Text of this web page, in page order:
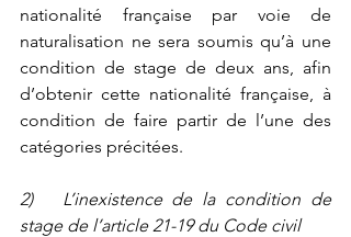
nationalité française par voie de
naturalisation ne sera soumis qu’à une
condition de stage de deux ans, afin
d’obtenir cette nationalité française, à
condition de faire partir de l’une des
catégories précitées.
2)   L’inexistence de la condition de
stage de l’article 21-19 du Code civil